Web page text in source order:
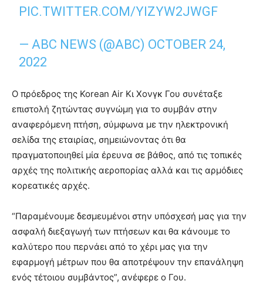
PIC.TWITTER.COM/YIZYW2JWGF
— ABC NEWS (@ABC) OCTOBER 24,
2022
Ο πρόεδρος της Korean Air Κι Χονγκ Γου συνέταξε
επιστολή ζητώντας συγνώμη για το συμβάν στην
αναφερόμενη πτήση, σύμφωνα με την ηλεκτρονική
σελίδα της εταιρίας, σημειώνοντας ότι θα
πραγματοποιηθεί μία έρευνα σε βάθος, από τις τοπικές
αρχές της πολιτικής αεροπορίας αλλά και τις αρμόδιες
κορεατικές αρχές.
“Παραμένουμε δεσμευμένοι στην υπόσχεσή μας για την
ασφαλή διεξαγωγή των πτήσεων και θα κάνουμε το
καλύτερο που περνάει από το χέρι μας για την
εφαρμογή μέτρων που θα αποτρέψουν την επανάληψη
ενός τέτοιου συμβάντος”, ανέφερε ο Γου.